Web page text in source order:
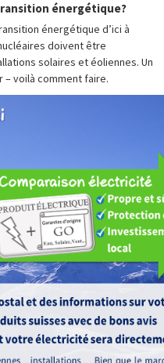
énergétique?
énergétique d’ici à
doivent être
solaires et éoliennes. Un
voilà comment faire.